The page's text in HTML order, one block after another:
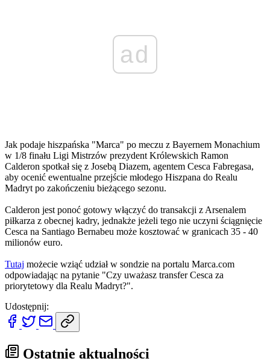
ad
Jak podaje hiszpańska "Marca" po meczu z Bayernem Monachium
w 1/8 finału Ligi Mistrzów prezydent Królewskich Ramon
Calderon spotkał się z Josebą Diazem, agentem Cesca Fabregasa,
aby ocenić ewentualne przejście młodego Hiszpana do Realu
Madryt po zakończeniu bieżącego sezonu.
Calderon jest ponoć gotowy włączyć do transakcji z Arsenalem
piłkarza z obecnej kadry, jednakże jeżeli tego nie uczyni ściągnięcie
Cesca na Santiago Bernabeu może kosztować w granicach 35 - 40
milionów euro.
Tutaj możecie wziąć udział w sondzie na portalu Marca.com
odpowiadając na pytanie "Czy uważasz transfer Cesca za
priorytetowy dla Realu Madryt?".
Udostępnij:
Ostatnie aktualności